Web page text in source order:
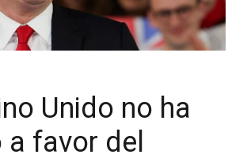
Unido no ha
favor del